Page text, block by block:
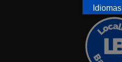
Idiomas